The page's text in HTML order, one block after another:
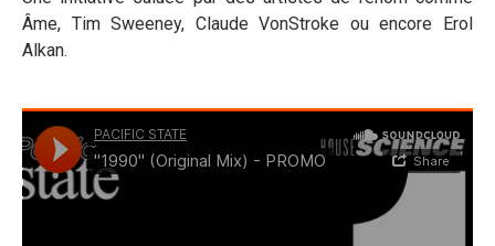
Âme, Tim Sweeney, Claude VonStroke ou encore Erol
Alkan.